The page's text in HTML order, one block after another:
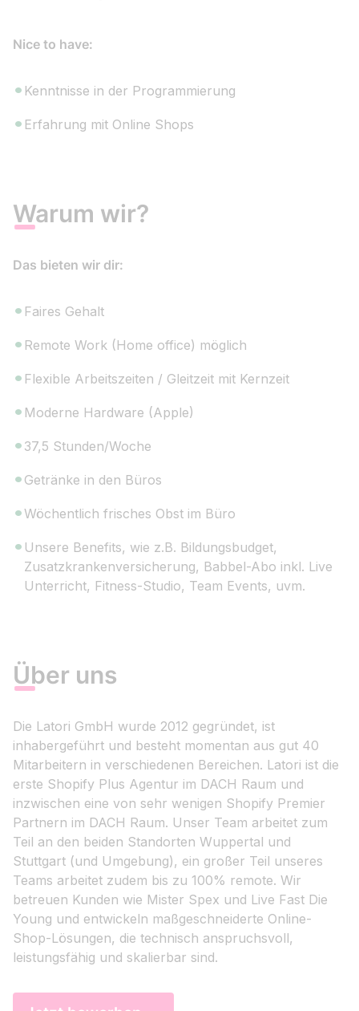
Nice to have:
Kenntnisse in der Programmierung
Erfahrung mit Online Shops
Warum wir?
Das bieten wir dir:
Faires Gehalt
Remote Work (Home office) möglich
Flexible Arbeitszeiten / Gleitzeit mit Kernzeit
Moderne Hardware (Apple)
37,5 Stunden/Woche
Getränke in den Büros
Wöchentlich frisches Obst im Büro
Unsere Benefits, wie z.B. Bildungsbudget,
Zusatzkrankenversicherung, Babbel-Abo inkl. Live
Unterricht, Fitness-Studio, Team Events, uvm.
Über uns
Die Latori GmbH wurde 2012 gegründet, ist
inhabergeführt und besteht momentan aus gut 40
Mitarbeitern in verschiedenen Bereichen. Latori ist die
erste Shopify Plus Agentur im DACH Raum und
inzwischen eine von sehr wenigen Shopify Premier
Partnern im DACH Raum. Unser Team arbeitet zum
Teil an den beiden Standorten Wuppertal und
Stuttgart (und Umgebung), ein großer Teil unseres
Teams arbeitet zudem bis zu 100% remote. Wir
betreuen Kunden wie Mister Spex und Live Fast Die
Young und entwickeln maßgeschneiderte Online-
Shop-Lösungen, die technisch anspruchsvoll,
leistungsfähig und skalierbar sind.